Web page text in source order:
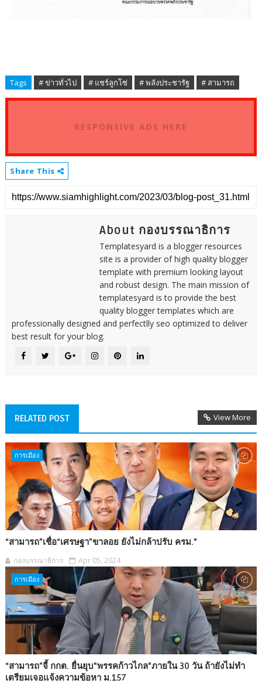
Tags # ข่าวทั่วไป # แชร์ลูกโซ่ # พลังประชารัฐ # สามารถ
RESPONSIVE ADS HERE
Share This
About กองบรรณาธิการ
Templatesyard is a blogger resources
site is a provider of high quality blogger
template with premium looking layout
and robust design. The main mission of
templatesyard is to provide the best
quality blogger templates which are
professionally designed and perfectlly seo optimized to deliver
best result for your blog.
RELATED POST View More
การเมือง
“สามารถ”เชื่อ“เศรษฐา”ขาลอย ยังไม่กล้าปรับ ครม."
กองบรรณาธิการ Apr 05, 2024
การเมือง
“สามารถ”จี้ กกต. ยื่นยุบ"พรรคก้าวไกล"ภายใน 30 วัน ถ้ายังไม่ทำ
เตรียมเจอแจ้งความข้อหา ม.157